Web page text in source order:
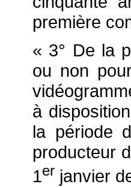
première
« 3° De la
ou non
à
la période
producteur
1er janvier